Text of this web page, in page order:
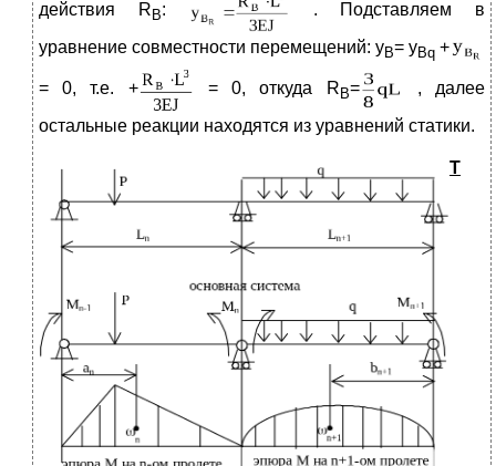
действия R B:
. Подставляем в
уравнение совместности перемещений: yB= yВq +
= 0, т.е. + = 0, откуда R B=
, далее
остальные реакции находятся из уравнений статики.
Т